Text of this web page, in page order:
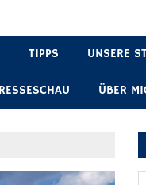
TIPPS UNSERE
ÜBER